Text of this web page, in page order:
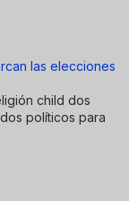
las elecciones
child dos
políticos para